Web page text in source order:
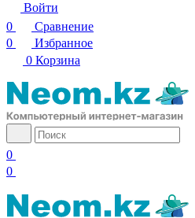
Войти
0
Сравнение
0
Избранное
0 Корзина
0
0